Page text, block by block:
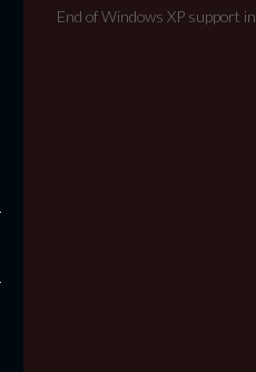
End of Windows XP support in